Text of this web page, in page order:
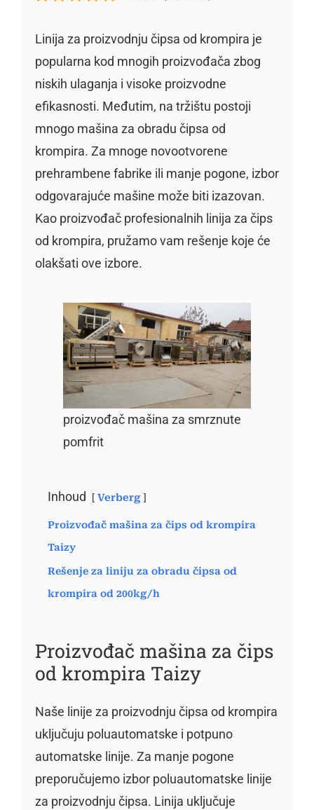
Linija za proizvodnju čipsa od krompira je
popularna kod mnogih proizvođača zbog
niskih ulaganja i visoke proizvodne
efikasnosti. Međutim, na tržištu postoji
mnogo mašina za obradu čipsa od
krompira. Za mnoge novootvorene
prehrambene fabrike ili manje pogone, izbor
odgovarajuće mašine može biti izazovan.
Kao proizvođač profesionalnih linija za čips
od krompira, pružamo vam rešenje koje će
olakšati ove izbore.
proizvođač mašina za smrznute
pomfrit
Inhoud Verberg
Proizvođač mašina za čips od krompira
Taizy
Rešenje za liniju za obradu čipsa od
krompira od 200kg/h
Proizvođač mašina za čips
od krompira Taizy
Naše linije za proizvodnju čipsa od krompira
uključuju poluautomatske i potpuno
automatske linije. Za manje pogone
preporučujemo izbor poluautomatske linije
za proizvodnju čipsa. Linija uključuje